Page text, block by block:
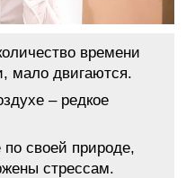
времени
мало двигаются.
– редкое
своей природе,
стрессам.